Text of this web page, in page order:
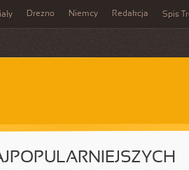
Drezno Niemcy Redakcja Spis